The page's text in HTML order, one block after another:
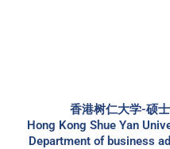
香港树仁大学-硕
Hong Kong Shue Yan
Department of business